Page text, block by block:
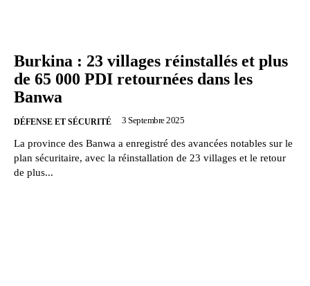
Burkina : 23 villages réinstallés et plus
de 65 000 PDI retournées dans les
Banwa
DÉFENSE ET SÉCURITÉ 3 Septembre 2025
La province des Banwa a enregistré des avancées notables sur le
plan sécuritaire, avec la réinstallation de 23 villages et le retour
de plus...